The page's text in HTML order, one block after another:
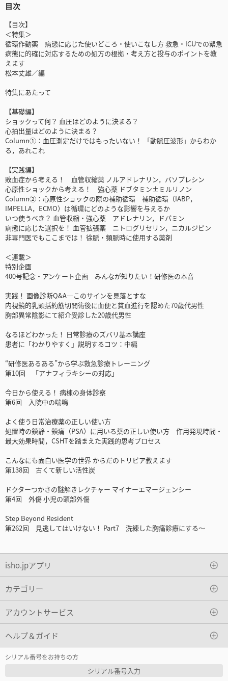
目次
【目次】
＜特集＞
循環作動薬 病態に応じた使いどころ・使いこなし方 救急・ICUでの緊急
病態に的確に対応するための処方の根拠・考え方と投与のポイントを教
えます
松本丈雄／編
特集にあたって
【基礎編】
ショックって何？ 血圧はどのように決まる？
心拍出量はどのように決まる？
Column①：血圧測定だけではもったいない！ 「動脈圧波形」からわか
る，あれこれ
【実践編】
敗血症から考える！ 血管収縮薬 ノルアドレナリン，バソプレシン
心原性ショックから考える！ 強心薬 ドブタミン±ミルリノン
Column②：心原性ショックの際の補助循環 補助循環（IABP，
IMPELLA，ECMO）は循環にどのような影響を与えるか
いつ使うべき？ 血管収縮・強心薬 アドレナリン，ドパミン
病態に応じた選択を！ 血管拡張薬 ニトログリセリン，ニカルジピン
非専門医でもここまでは！ 徐脈・頻脈時に使用する薬剤
＜連載＞
特別企画
400号記念・アンケート企画 みんなが知りたい！研修医の本音
実践！ 画像診断Q&A―このサインを見落とすな
内視鏡的乳頭括約筋切開術後に血便と貧血進行を認めた70歳代男性
胸部異常陰影にて紹介受診した20歳代男性
なるほどわかった！ 日常診療のズバリ基本講座
患者に「わかりやすく」説明するコツ：中編
“研修医あるある”から学ぶ救急診療トレーニング
第10回 「アナフィラキシーの対応」
今日から使える！ 病棟の身体診察
第6回 入院中の喘鳴
よく使う日常治療薬の正しい使い方
処置時の鎮静・鎮痛（PSA）に用いる薬の正しい使い方 作用発現時間・
最大効果時間，CSHTを踏まえた実践的思考プロセス
こんなにも面白い医学の世界 からだのトリビア教えます
第138回 古くて新しい活性炭
ドクターつかさの謎解きレクチャー マイナーエマージェンシー
第4回 外傷 小児の頭部外傷
Step Beyond Resident
第262回 見逃してはいけない！ Part7 洗練した胸痛診療にする～
isho.jpアプリ
カテゴリー
アカウントサービス
ヘルプ＆ガイド
シリアル番号をお持ちの方
シリアル番号入力